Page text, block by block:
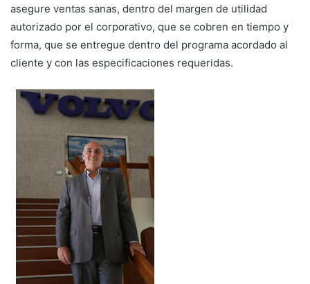
asegure ventas sanas, dentro del margen de utilidad
autorizado por el corporativo, que se cobren en tiempo y
forma, que se entregue dentro del programa acordado al
cliente y con las especificaciones requeridas.